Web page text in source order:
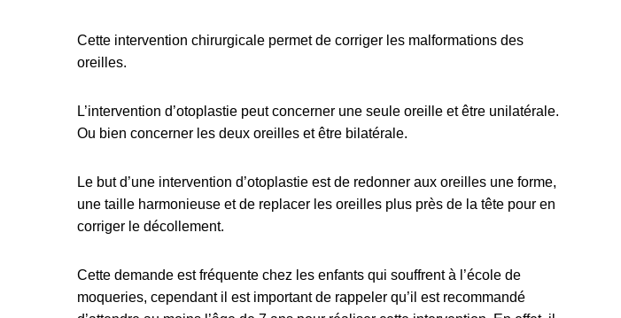
Cette intervention chirurgicale permet de corriger les malformations des
oreilles.
L’intervention d’otoplastie peut concerner une seule oreille et être unilatérale.
Ou bien concerner les deux oreilles et être bilatérale.
Le but d’une intervention d’otoplastie est de redonner aux oreilles une forme,
une taille harmonieuse et de replacer les oreilles plus près de la tête pour en
corriger le décollement.
Cette demande est fréquente chez les enfants qui souffrent à l’école de
moqueries, cependant il est important de rappeler qu’il est recommandé